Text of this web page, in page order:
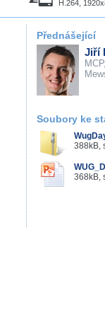
H.264,
Přednášející
Jiří
Soubory ke
388kB,
368kB,